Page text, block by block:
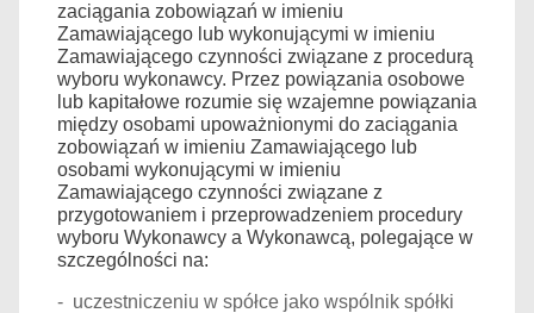
zaciągania zobowiązań w imieniu
Zamawiającego lub wykonującymi w imieniu
Zamawiającego czynności związane z procedurą
wyboru wykonawcy. Przez powiązania osobowe
lub kapitałowe rozumie się wzajemne powiązania
między osobami upoważnionymi do zaciągania
zobowiązań w imieniu Zamawiającego lub
osobami wykonującymi w imieniu
Zamawiającego czynności związane z
przygotowaniem i przeprowadzeniem procedury
wyboru Wykonawcy a Wykonawcą, polegające w
szczególności na:
- uczestniczeniu w spółce jako wspólnik spółki